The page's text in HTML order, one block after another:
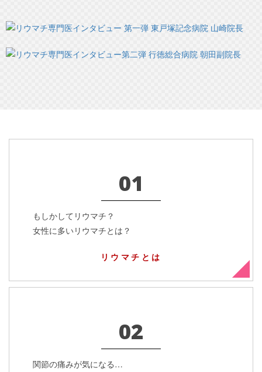
01
もしかしてリウマチ？
女性に多いリウマチとは？
リウマチとは
02
関節の痛みが気になる…